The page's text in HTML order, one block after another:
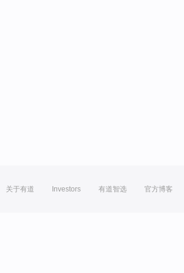
关于有道 Investors 有道智选 官方博客